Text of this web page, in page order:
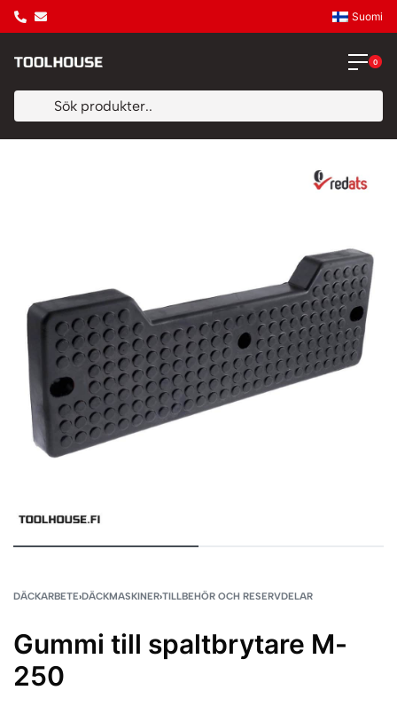
Suomi
0
DÄCKARBETE›DÄCKMASKINER›TILLBEHÖR OCH RESERVDELAR
Gummi till spaltbrytare M-
250